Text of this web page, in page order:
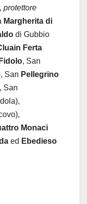
protettore
Margherita di
di Gubbio
Ferta
Fidolo, San
San Pellegrino
San
Monaci
ed Ebedieso